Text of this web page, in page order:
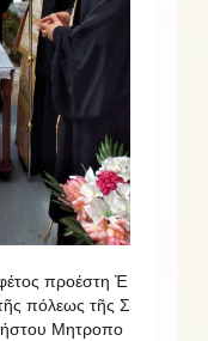
προέστη Ἐ
πόλεως τῆς Σ
Μητροπο